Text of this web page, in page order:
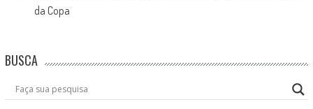
da Copa
BUSCA